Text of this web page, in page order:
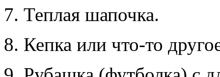
7. Теплая шапочка.
8. Кепка или что-то